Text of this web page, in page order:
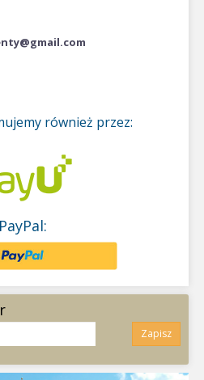
również przez:
Zapisz